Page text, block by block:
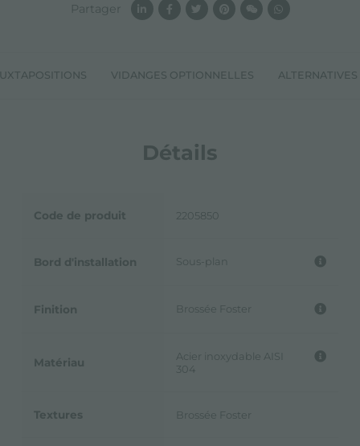
VIDANGES OPTIONNELLES ALTERNATIVES
Détails
Code de produit 2205850
Bord d'installation Sous-plan
Finition Brossée Foster
Matériau
Acier inoxydable AISI
304
Textures Brossée Foster
Partager